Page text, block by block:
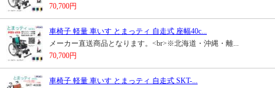
70,700円
車椅子 軽量 車いす とまっティ 自走式 座幅40c...
メーカー直送商品となります。<br>※北海道・沖縄・離...
70,700円
車椅子 軽量 車いす とまっティ 自走式 SKT-...